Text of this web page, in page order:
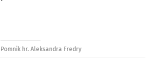
Pomnik hr. Aleksandra Fredry